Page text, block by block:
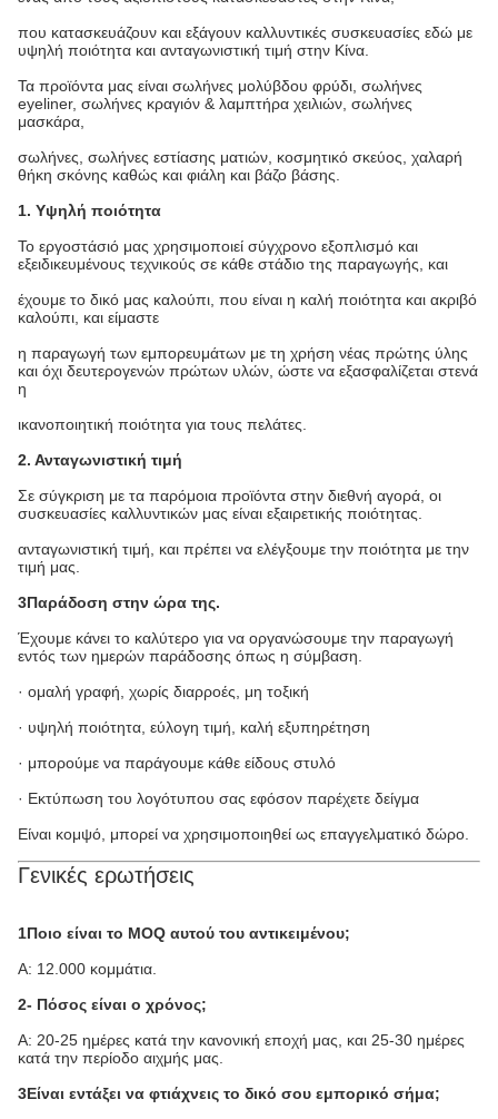
που κατασκευάζουν και εξάγουν καλλυντικές συσκευασίες εδώ με
υψηλή ποιότητα και ανταγωνιστική τιμή στην Κίνα.
Τα προϊόντα μας είναι σωλήνες μολύβδου φρύδι, σωλήνες
eyeliner, σωλήνες κραγιόν & λαμπτήρα χειλιών, σωλήνες
μασκάρα,
σωλήνες, σωλήνες εστίασης ματιών, κοσμητικό σκεύος, χαλαρή
θήκη σκόνης καθώς και φιάλη και βάζο βάσης.
1. Υψηλή ποιότητα
Το εργοστάσιό μας χρησιμοποιεί σύγχρονο εξοπλισμό και
εξειδικευμένους τεχνικούς σε κάθε στάδιο της παραγωγής, και
έχουμε το δικό μας καλούπι, που είναι η καλή ποιότητα και ακριβό
καλούπι, και είμαστε
η παραγωγή των εμπορευμάτων με τη χρήση νέας πρώτης ύλης
και όχι δευτερογενών πρώτων υλών, ώστε να εξασφαλίζεται στενά
η
ικανοποιητική ποιότητα για τους πελάτες.
2. Ανταγωνιστική τιμή
Σε σύγκριση με τα παρόμοια προϊόντα στην διεθνή αγορά, οι
συσκευασίες καλλυντικών μας είναι εξαιρετικής ποιότητας.
ανταγωνιστική τιμή, και πρέπει να ελέγξουμε την ποιότητα με την
τιμή μας.
3Παράδοση στην ώρα της.
Έχουμε κάνει το καλύτερο για να οργανώσουμε την παραγωγή
εντός των ημερών παράδοσης όπως η σύμβαση.
· ομαλή γραφή, χωρίς διαρροές, μη τοξική
· υψηλή ποιότητα, εύλογη τιμή, καλή εξυπηρέτηση
· μπορούμε να παράγουμε κάθε είδους στυλό
· Εκτύπωση του λογότυπου σας εφόσον παρέχετε δείγμα
Είναι κομψό, μπορεί να χρησιμοποιηθεί ως επαγγελματικό δώρο.
Γενικές ερωτήσεις
1Ποιο είναι το MOQ αυτού του αντικειμένου;
Α: 12.000 κομμάτια.
2- Πόσος είναι ο χρόνος;
Α: 20-25 ημέρες κατά την κανονική εποχή μας, και 25-30 ημέρες
κατά την περίοδο αιχμής μας.
3Είναι εντάξει να φτιάχνεις το δικό σου εμπορικό σήμα;